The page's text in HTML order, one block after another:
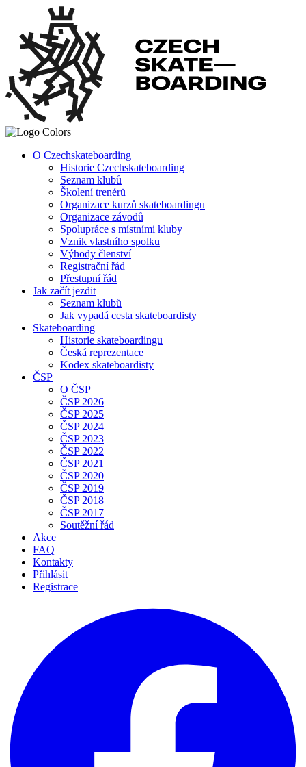
O Czechskateboarding
Historie Czechskateboarding
Seznam klubů
Školení trenérů
Organizace kurzů skateboardingu
Organizace závodů
Spolupráce s místními kluby
Vznik vlastního spolku
Výhody členství
Registrační řád
Přestupní řád
Jak začít jezdit
Seznam klubů
Jak vypadá cesta skateboardisty
Skateboarding
Historie skateboardingu
Česká reprezentace
Kodex skateboardisty
ČSP
O ČSP
ČSP 2026
ČSP 2025
ČSP 2024
ČSP 2023
ČSP 2022
ČSP 2021
ČSP 2020
ČSP 2019
ČSP 2018
ČSP 2017
Soutěžní řád
Akce
FAQ
Kontakty
Přihlásit
Registrace